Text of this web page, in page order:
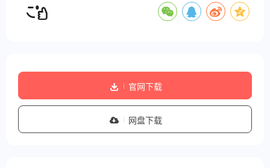
官网下载
网盘下载